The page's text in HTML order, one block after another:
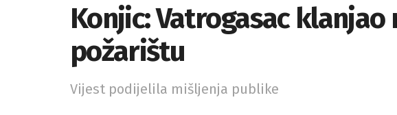
Konjic: Vatrogasac klanjao
požarištu
Vijest podijelila mišljenja publike